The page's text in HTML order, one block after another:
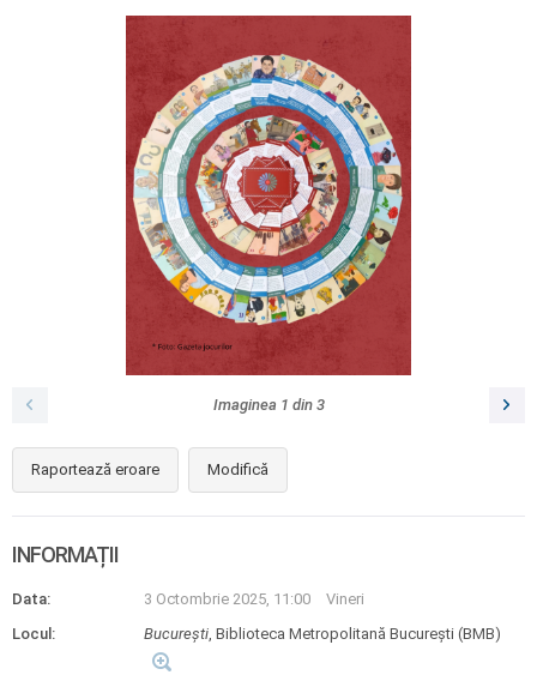
Imaginea 1 din 3
Raportează eroare Modifică
INFORMAȚII
Data: 3 Octombrie 2025, 11:00
Vineri
Locul:
Bucureşti, Biblioteca Metropolitană București (BMB)